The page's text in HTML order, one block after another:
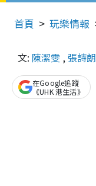
首頁 玩樂情報
文: 陳潔雯 ,張詩朗
在Google追蹤
《UHK 港生活》